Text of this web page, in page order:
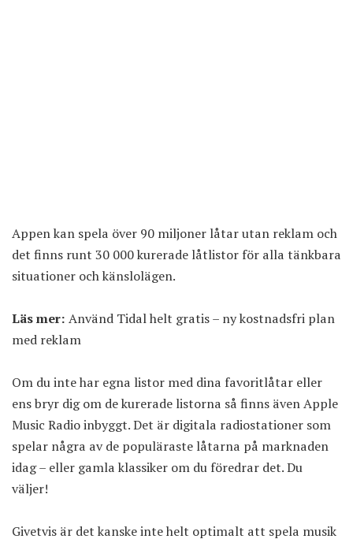
Appen kan spela över 90 miljoner låtar utan reklam och
det finns runt 30 000 kurerade låtlistor för alla tänkbara
situationer och känslolägen.
Läs mer: Använd Tidal helt gratis – ny kostnadsfri plan
med reklam
Om du inte har egna listor med dina favoritlåtar eller
ens bryr dig om de kurerade listorna så finns även Apple
Music Radio inbyggt. Det är digitala radiostationer som
spelar några av de populäraste låtarna på marknaden
idag – eller gamla klassiker om du föredrar det. Du
väljer!
Givetvis är det kanske inte helt optimalt att spela musik